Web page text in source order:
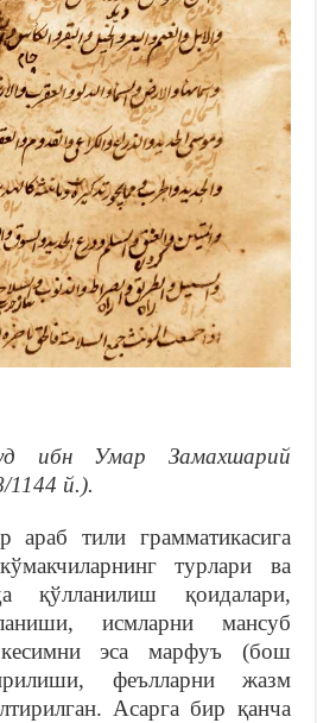
ибн Умар Замахшарий
1144 й.).
араб тили грамматикасига
турлари ва
қўлланилиш қоидалари,
исмларни мансуб
эса марфуъ (бош
феълларни жазм
Асарга бир қанча